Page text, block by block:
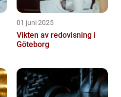
01 juni 2025
Vikten av redovisning i
Göteborg